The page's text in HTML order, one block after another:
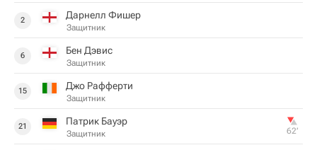
2 Дарнелл Фишер
Защитник
6 Бен Дэвис
Защитник
15 Джо Рафферти
Защитник
21 Патрик Бауэр
Защитник 62‎’‎